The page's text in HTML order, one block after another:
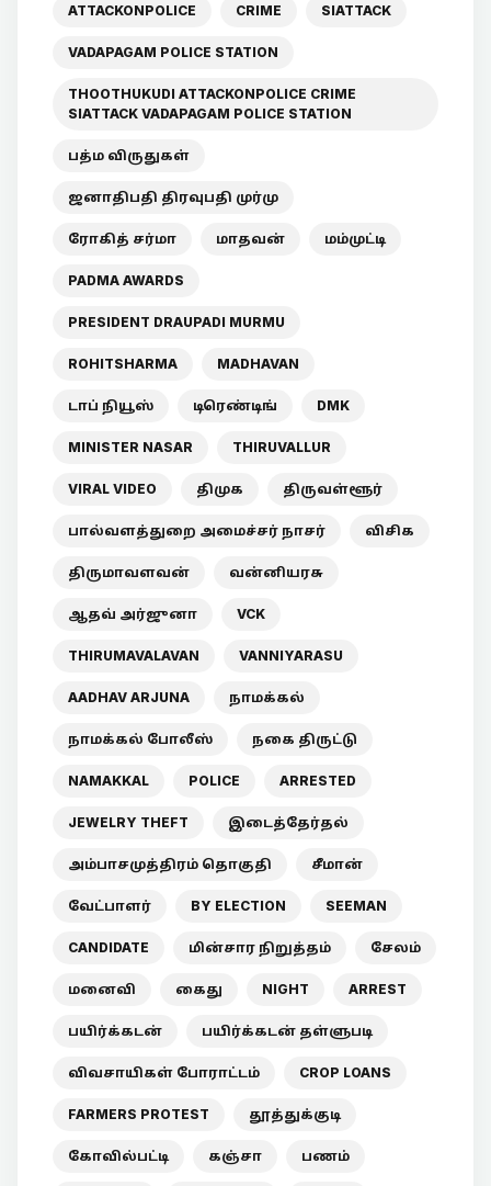
ATTACKONPOLICE CRIME SIATTACK
VADAPAGAM POLICE STATION
THOOTHUKUDI ATTACKONPOLICE CRIME
SIATTACK VADAPAGAM POLICE STATION
பத்ம விருதுகள்
ஜனாதிபதி திரவுபதி முர்மு
ரோகித் சர்மா மாதவன் மம்முட்டி
PADMA AWARDS
PRESIDENT DRAUPADI MURMU
ROHITSHARMA MADHAVAN
டாப் நியூஸ் டிரெண்டிங் DMK
MINISTER NASAR THIRUVALLUR
VIRAL VIDEO திமுக திருவள்ளூர்
பால்வளத்துறை அமைச்சர் நாசர் விசிக
திருமாவளவன் வன்னியரசு
ஆதவ் அர்ஜுனா VCK
THIRUMAVALAVAN VANNIYARASU
AADHAV ARJUNA நாமக்கல்
நாமக்கல் போலீஸ் நகை திருட்டு
NAMAKKAL POLICE ARRESTED
JEWELRY THEFT இடைத்தேர்தல்
அம்பாசமுத்திரம் தொகுதி சீமான்
வேட்பாளர் BY ELECTION SEEMAN
CANDIDATE மின்சார நிறுத்தம் சேலம்
மனைவி கைது NIGHT ARREST
பயிர்க்கடன் பயிர்க்கடன் தள்ளுபடி
விவசாயிகள் போராட்டம் CROP LOANS
FARMERS PROTEST தூத்துக்குடி
கோவில்பட்டி கஞ்சா பணம்